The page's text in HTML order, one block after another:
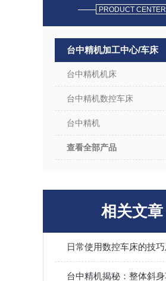
PRODUCT CENTER
台中精机加工中心/车床
台中精机机床
台中精机数控车床
台中精机
查看全部产品
相关文章